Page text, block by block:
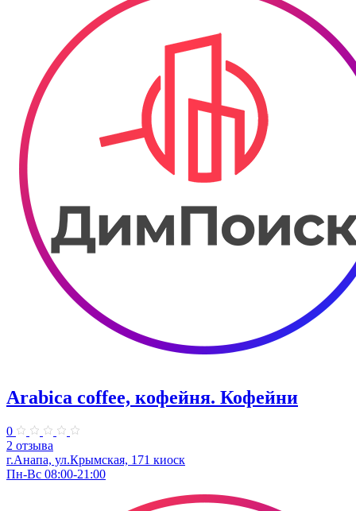
Arabica coffee, кофейня. Кофейни
0
2 отзыва
г.Анапа, ул.Крымская, 171 киоск
Пн-Вс 08:00-21:00